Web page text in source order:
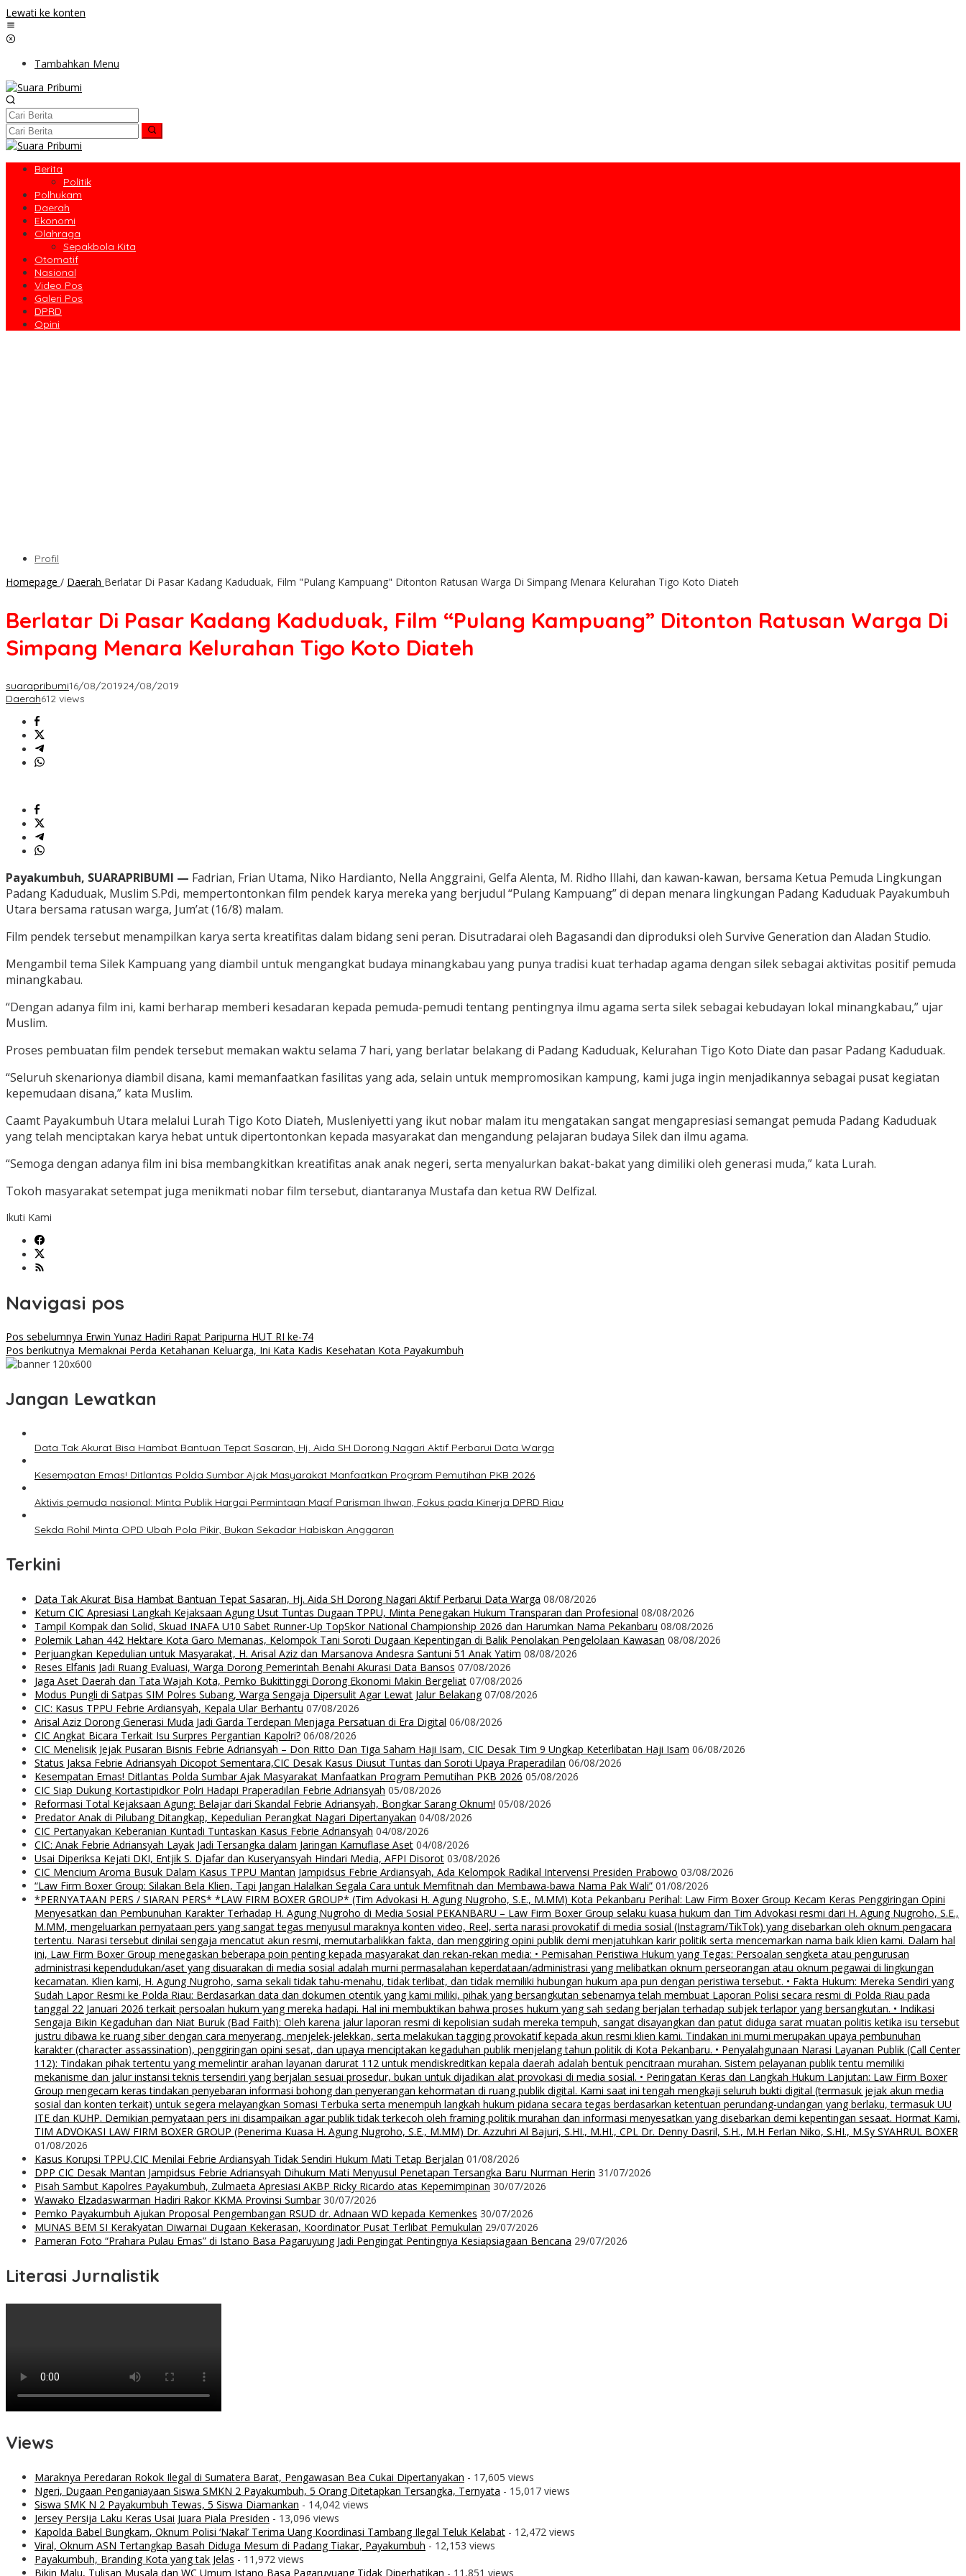
Lewati ke konten
Tambahkan Menu
Berita
Politik
Polhukam
Daerah
Ekonomi
Olahraga
Sepakbola Kita
Otomatif
Nasional
Video Pos
Galeri Pos
DPRD
Opini
Profil
Homepage / Daerah Berlatar Di Pasar Kadang Kaduduak, Film "Pulang Kampuang" Ditonton Ratusan Warga Di Simpang Menara Kelurahan Tigo Koto Diateh
Berlatar Di Pasar Kadang Kaduduak, Film “Pulang Kampuang” Ditonton Ratusan Warga Di
Simpang Menara Kelurahan Tigo Koto Diateh
suarapribumi16/08/201924/08/2019
Daerah612 views
Payakumbuh, SUARAPRIBUMI — Fadrian, Frian Utama, Niko Hardianto, Nella Anggraini, Gelfa Alenta, M. Ridho Illahi, dan kawan-kawan, bersama Ketua Pemuda Lingkungan
Padang Kaduduak, Muslim S.Pdi, mempertontonkan film pendek karya mereka yang berjudul “Pulang Kampuang” di depan menara lingkungan Padang Kaduduak Payakumbuh
Utara bersama ratusan warga, Jum’at (16/8) malam.
Film pendek tersebut menampilkan karya serta kreatifitas dalam bidang seni peran. Disutradarai oleh Bagasandi dan diproduksi oleh Survive Generation dan Aladan Studio.
Mengambil tema Silek Kampuang yang diambil untuk mengangkat budaya minangkabau yang punya tradisi kuat terhadap agama dengan silek sebagai aktivitas positif pemuda
minangkabau.
“Dengan adanya film ini, kami berharap memberi kesadaran kepada pemuda-pemudi tentang pentingnya ilmu agama serta silek sebagai kebudayan lokal minangkabau,” ujar
Muslim.
Proses pembuatan film pendek tersebut memakan waktu selama 7 hari, yang berlatar belakang di Padang Kaduduak, Kelurahan Tigo Koto Diate dan pasar Padang Kaduduak.
“Seluruh skenarionya diambil disana, kami memanfaatkan fasilitas yang ada, selain untuk mempromosikan kampung, kami juga ingin menjadikannya sebagai pusat kegiatan
kepemudaan disana,” kata Muslim.
Caamt Payakumbuh Utara melalui Lurah Tigo Koto Diateh, Musleniyetti yang ikut nobar malam itu mengatakan sangat mengapresiasi semangat pemuda Padang Kaduduak
yang telah menciptakan karya hebat untuk dipertontonkan kepada masyarakat dan mengandung pelajaran budaya Silek dan ilmu agama.
“Semoga dengan adanya film ini bisa membangkitkan kreatifitas anak anak negeri, serta menyalurkan bakat-bakat yang dimiliki oleh generasi muda,” kata Lurah.
Tokoh masyarakat setempat juga menikmati nobar film tersebut, diantaranya Mustafa dan ketua RW Delfizal.
Ikuti Kami
Navigasi pos
Pos sebelumnya Erwin Yunaz Hadiri Rapat Paripurna HUT RI ke-74
Pos berikutnya Memaknai Perda Ketahanan Keluarga, Ini Kata Kadis Kesehatan Kota Payakumbuh
Jangan Lewatkan
Data Tak Akurat Bisa Hambat Bantuan Tepat Sasaran, Hj. Aida SH Dorong Nagari Aktif Perbarui Data Warga
Kesempatan Emas! Ditlantas Polda Sumbar Ajak Masyarakat Manfaatkan Program Pemutihan PKB 2026
Aktivis pemuda nasional: Minta Publik Hargai Permintaan Maaf Parisman Ihwan, Fokus pada Kinerja DPRD Riau
Sekda Rohil Minta OPD Ubah Pola Pikir, Bukan Sekadar Habiskan Anggaran
Terkini
Data Tak Akurat Bisa Hambat Bantuan Tepat Sasaran, Hj. Aida SH Dorong Nagari Aktif Perbarui Data Warga 08/08/2026
Ketum CIC Apresiasi Langkah Kejaksaan Agung Usut Tuntas Dugaan TPPU, Minta Penegakan Hukum Transparan dan Profesional 08/08/2026
Tampil Kompak dan Solid, Skuad INAFA U10 Sabet Runner-Up TopSkor National Championship 2026 dan Harumkan Nama Pekanbaru 08/08/2026
Polemik Lahan 442 Hektare Kota Garo Memanas, Kelompok Tani Soroti Dugaan Kepentingan di Balik Penolakan Pengelolaan Kawasan 08/08/2026
Perjuangkan Kepedulian untuk Masyarakat, H. Arisal Aziz dan Marsanova Andesra Santuni 51 Anak Yatim 08/08/2026
Reses Elfanis Jadi Ruang Evaluasi, Warga Dorong Pemerintah Benahi Akurasi Data Bansos 07/08/2026
Jaga Aset Daerah dan Tata Wajah Kota, Pemko Bukittinggi Dorong Ekonomi Makin Bergeliat 07/08/2026
Modus Pungli di Satpas SIM Polres Subang, Warga Sengaja Dipersulit Agar Lewat Jalur Belakang 07/08/2026
CIC: Kasus TPPU Febrie Ardiansyah, Kepala Ular Berhantu 07/08/2026
Arisal Aziz Dorong Generasi Muda Jadi Garda Terdepan Menjaga Persatuan di Era Digital 06/08/2026
CIC Angkat Bicara Terkait Isu Surpres Pergantian Kapolri? 06/08/2026
CIC Menelisik Jejak Pusaran Bisnis Febrie Adriansyah – Don Ritto Dan Tiga Saham Haji Isam, CIC Desak Tim 9 Ungkap Keterlibatan Haji Isam 06/08/2026
Status Jaksa Febrie Adriansyah Dicopot Sementara,CIC Desak Kasus Diusut Tuntas dan Soroti Upaya Praperadilan 06/08/2026
Kesempatan Emas! Ditlantas Polda Sumbar Ajak Masyarakat Manfaatkan Program Pemutihan PKB 2026 05/08/2026
CIC Siap Dukung Kortastipidkor Polri Hadapi Praperadilan Febrie Adriansyah 05/08/2026
Reformasi Total Kejaksaan Agung: Belajar dari Skandal Febrie Adriansyah, Bongkar Sarang Oknum! 05/08/2026
Predator Anak di Pilubang Ditangkap, Kepedulian Perangkat Nagari Dipertanyakan 04/08/2026
CIC Pertanyakan Keberanian Kuntadi Tuntaskan Kasus Febrie Adriansyah 04/08/2026
CIC: Anak Febrie Adriansyah Layak Jadi Tersangka dalam Jaringan Kamuflase Aset 04/08/2026
Usai Diperiksa Kejati DKI, Entjik S. Djafar dan Kuseryansyah Hindari Media, AFPI Disorot 03/08/2026
CIC Mencium Aroma Busuk Dalam Kasus TPPU Mantan Jampidsus Febrie Ardiansyah, Ada Kelompok Radikal Intervensi Presiden Prabowo 03/08/2026
“Law Firm Boxer Group: Silakan Bela Klien, Tapi Jangan Halalkan Segala Cara untuk Memfitnah dan Membawa-bawa Nama Pak Wali” 01/08/2026
*PERNYATAAN PERS / SIARAN PERS* *LAW FIRM BOXER GROUP* (Tim Advokasi H. Agung Nugroho, S.E., M.MM) Kota Pekanbaru Perihal: Law Firm Boxer Group Kecam Keras Penggiringan Opini
Menyesatkan dan Pembunuhan Karakter Terhadap H. Agung Nugroho di Media Sosial PEKANBARU – Law Firm Boxer Group selaku kuasa hukum dan Tim Advokasi resmi dari H. Agung Nugroho, S.E.,
M.MM, mengeluarkan pernyataan pers yang sangat tegas menyusul maraknya konten video, Reel, serta narasi provokatif di media sosial (Instagram/TikTok) yang disebarkan oleh oknum pengacara
tertentu. Narasi tersebut dinilai sengaja mencatut akun resmi, memutarbalikkan fakta, dan menggiring opini publik demi menjatuhkan karir politik serta mencemarkan nama baik klien kami. Dalam hal
ini, Law Firm Boxer Group menegaskan beberapa poin penting kepada masyarakat dan rekan-rekan media: • Pemisahan Peristiwa Hukum yang Tegas: Persoalan sengketa atau pengurusan
administrasi kependudukan/aset yang disuarakan di media sosial adalah murni permasalahan keperdataan/administrasi yang melibatkan oknum perseorangan atau oknum pegawai di lingkungan
kecamatan. Klien kami, H. Agung Nugroho, sama sekali tidak tahu-menahu, tidak terlibat, dan tidak memiliki hubungan hukum apa pun dengan peristiwa tersebut. • Fakta Hukum: Mereka Sendiri yang
Sudah Lapor Resmi ke Polda Riau: Berdasarkan data dan dokumen otentik yang kami miliki, pihak yang bersangkutan sebenarnya telah membuat Laporan Polisi secara resmi di Polda Riau pada
tanggal 22 Januari 2026 terkait persoalan hukum yang mereka hadapi. Hal ini membuktikan bahwa proses hukum yang sah sedang berjalan terhadap subjek terlapor yang bersangkutan. • Indikasi
Sengaja Bikin Kegaduhan dan Niat Buruk (Bad Faith): Oleh karena jalur laporan resmi di kepolisian sudah mereka tempuh, sangat disayangkan dan patut diduga sarat muatan politis ketika isu tersebut
justru dibawa ke ruang siber dengan cara menyerang, menjelek-jelekkan, serta melakukan tagging provokatif kepada akun resmi klien kami. Tindakan ini murni merupakan upaya pembunuhan
karakter (character assassination), penggiringan opini sesat, dan upaya menciptakan kegaduhan publik menjelang tahun politik di Kota Pekanbaru. • Penyalahgunaan Narasi Layanan Publik (Call Center
112): Tindakan pihak tertentu yang memelintir arahan layanan darurat 112 untuk mendiskreditkan kepala daerah adalah bentuk pencitraan murahan. Sistem pelayanan publik tentu memiliki
mekanisme dan jalur instansi teknis tersendiri yang berjalan sesuai prosedur, bukan untuk dijadikan alat provokasi di media sosial. • Peringatan Keras dan Langkah Hukum Lanjutan: Law Firm Boxer
Group mengecam keras tindakan penyebaran informasi bohong dan penyerangan kehormatan di ruang publik digital. Kami saat ini tengah mengkaji seluruh bukti digital (termasuk jejak akun media
sosial dan konten terkait) untuk segera melayangkan Somasi Terbuka serta menempuh langkah hukum pidana secara tegas berdasarkan ketentuan perundang-undangan yang berlaku, termasuk UU
ITE dan KUHP. Demikian pernyataan pers ini disampaikan agar publik tidak terkecoh oleh framing politik murahan dan informasi menyesatkan yang disebarkan demi kepentingan sesaat. Hormat Kami,
TIM ADVOKASI LAW FIRM BOXER GROUP (Penerima Kuasa H. Agung Nugroho, S.E., M.MM) Dr. Azzuhri Al Bajuri, S.HI., M.HI., CPL Dr. Denny Dasril, S.H., M.H Ferlan Niko, S.HI., M.Sy SYAHRUL BOXER
01/08/2026
Kasus Korupsi TPPU,CIC Menilai Febrie Ardiansyah Tidak Sendiri Hukum Mati Tetap Berjalan 01/08/2026
DPP CIC Desak Mantan Jampidsus Febrie Adriansyah Dihukum Mati Menyusul Penetapan Tersangka Baru Nurman Herin 31/07/2026
Pisah Sambut Kapolres Payakumbuh, Zulmaeta Apresiasi AKBP Ricky Ricardo atas Kepemimpinan 30/07/2026
Wawako Elzadaswarman Hadiri Rakor KKMA Provinsi Sumbar 30/07/2026
Pemko Payakumbuh Ajukan Proposal Pengembangan RSUD dr. Adnaan WD kepada Kemenkes 30/07/2026
MUNAS BEM SI Kerakyatan Diwarnai Dugaan Kekerasan, Koordinator Pusat Terlibat Pemukulan 29/07/2026
Pameran Foto “Prahara Pulau Emas” di Istano Basa Pagaruyung Jadi Pengingat Pentingnya Kesiapsiagaan Bencana 29/07/2026
Literasi Jurnalistik
Views
Maraknya Peredaran Rokok Ilegal di Sumatera Barat, Pengawasan Bea Cukai Dipertanyakan - 17,605 views
Ngeri, Dugaan Penganiayaan Siswa SMKN 2 Payakumbuh, 5 Orang Ditetapkan Tersangka, Ternyata - 15,017 views
Siswa SMK N 2 Payakumbuh Tewas, 5 Siswa Diamankan - 14,042 views
Jersey Persija Laku Keras Usai Juara Piala Presiden - 13,096 views
Kapolda Babel Bungkam, Oknum Polisi ‘Nakal’ Terima Uang Koordinasi Tambang Ilegal Teluk Kelabat - 12,472 views
Viral, Oknum ASN Tertangkap Basah Diduga Mesum di Padang Tiakar, Payakumbuh - 12,153 views
Payakumbuh, Branding Kota yang tak Jelas - 11,972 views
Bikin Malu, Tulisan Musala dan WC Umum Istano Basa Pagaruyuang Tidak Diperhatikan - 11,851 views